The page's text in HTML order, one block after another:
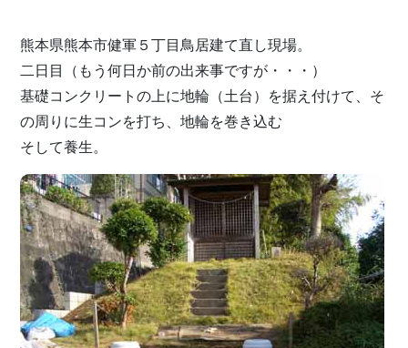
熊本県熊本市健軍５丁目鳥居建て直し現場。
二日目（もう何日か前の出来事ですが・・・）
基礎コンクリートの上に地輪（土台）を据え付けて、そ
の周りに生コンを打ち、地輪を巻き込む
そして養生。